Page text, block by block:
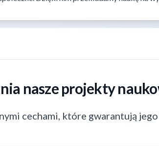
nasze projekty
cechami, które gwarantują